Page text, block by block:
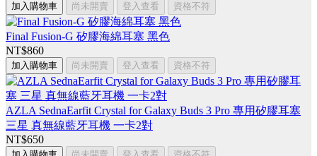
加入購物車 尚未開賣 登入查看 資格不符
Final Fusion-G 矽膠海綿耳塞 黑色
NT$860
加入購物車 尚未開賣 登入查看 資格不符
AZLA SednaEarfit Crystal for Galaxy Buds 3 Pro 專用矽膠耳塞
三星 真無線藍牙耳機 一卡2對
NT$650